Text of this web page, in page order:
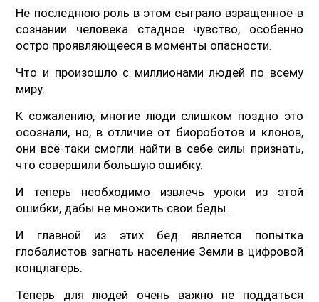
Не последнюю роль в этом сыграло взращенное в
сознании человека стадное чувство, особенно
остро проявляющееся в моменты опасности.
Что и произошло с миллионами людей по всему
миру.
К сожалению, многие люди слишком поздно это
осознали, но, в отличие от биороботов и клонов,
они всё-таки смогли найти в себе силы признать,
что совершили большую ошибку.
И теперь необходимо извлечь уроки из этой
ошибки, дабы не множить свои беды.
И главной из этих бед является попытка
глобалистов загнать население Земли в цифровой
концлагерь.
Теперь для людей очень важно не поддаться